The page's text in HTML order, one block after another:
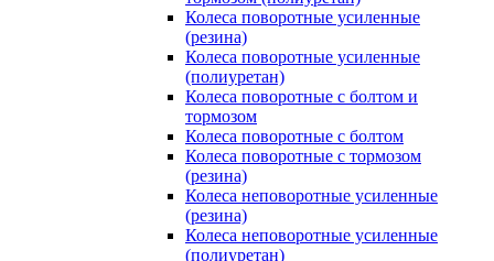
Колеса поворотные усиленные
(резина)
Колеса поворотные усиленные
(полиуретан)
Колеса поворотные с болтом и
тормозом
Колеса поворотные с болтом
Колеса поворотные c тормозом
(резина)
Колеса неповоротные усиленные
(резина)
Колеса неповоротные усиленные
(полиуретан)